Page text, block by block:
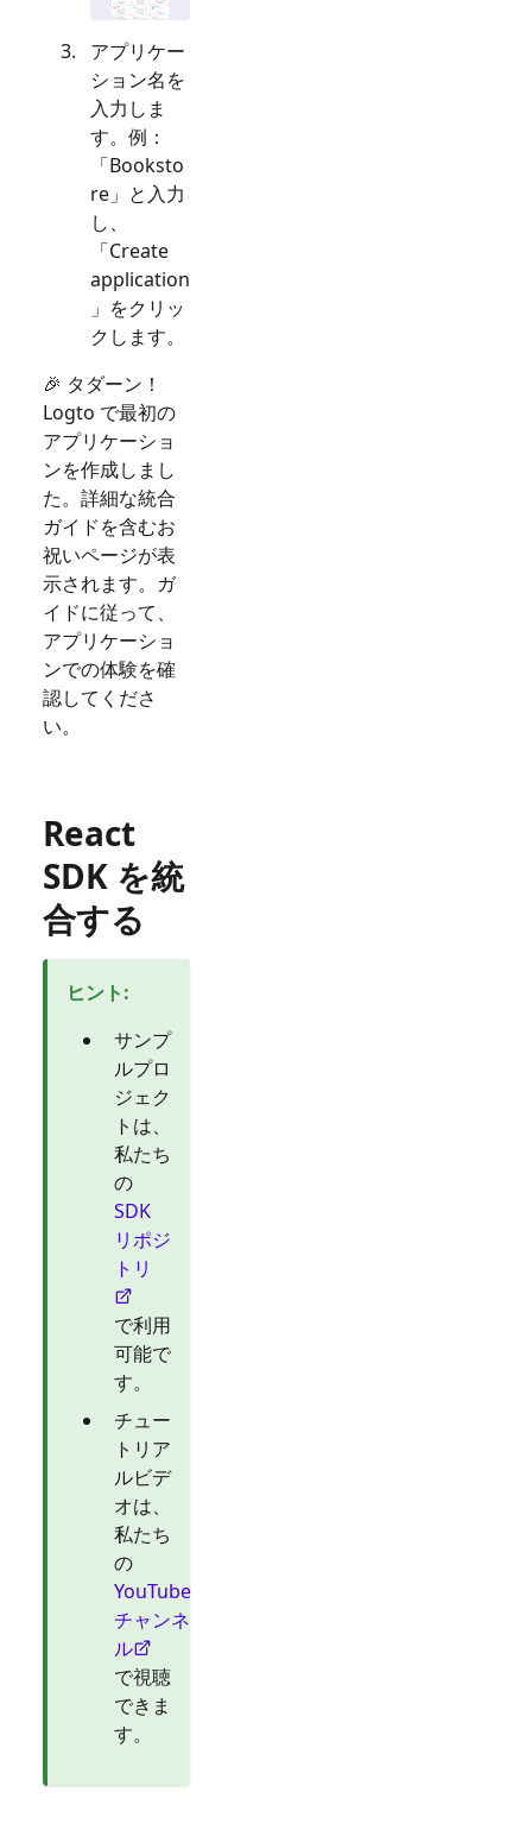
アプリケー
ション名を
入力しま
す。例：
「Booksto
re」と入力
し、
「Create
application
」をクリッ
クします。
🎉 タダーン！
Logto で最初の
アプリケーショ
ンを作成しまし
た。詳細な統合
ガイドを含むお
祝いページが表
示されます。ガ
イドに従って、
アプリケーショ
ンでの体験を確
認してくださ
い。
React
SDK を統
合する
ヒント:
サンプ
ルプロ
ジェク
トは、
私たち
の
SDK
リポジ
トリ
で利用
可能で
す。
チュー
トリア
ルビデ
オは、
私たち
の
YouTube
チャンネ
ル
で視聴
できま
す。